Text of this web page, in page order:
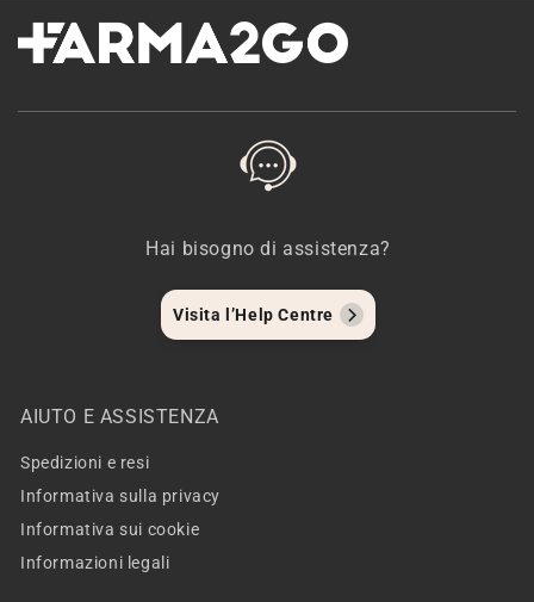
Hai bisogno di assistenza?
Visita l’Help Centre
AIUTO E ASSISTENZA
Spedizioni e resi
Informativa sulla privacy
Informativa sui cookie
Informazioni legali